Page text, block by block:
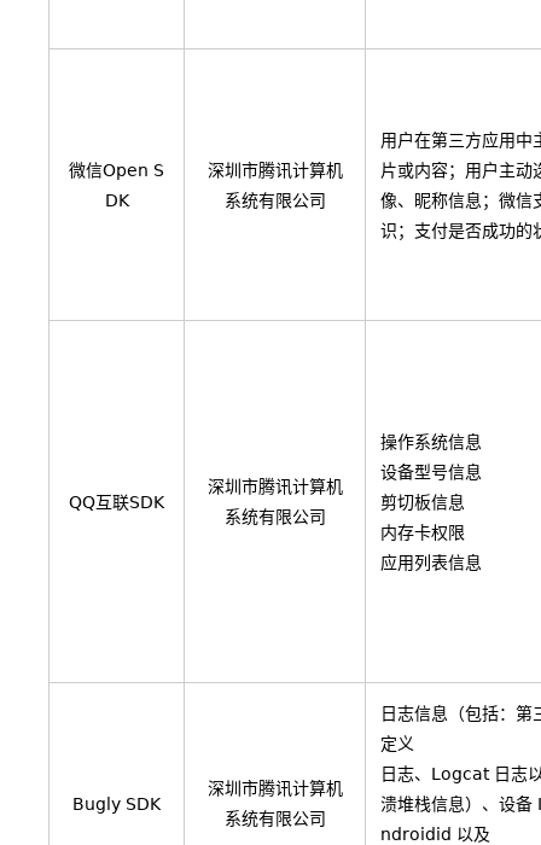
微信Open S
DK
深圳市腾讯计算机
系统有限公司
用户在第三方应用中
片或内容；用户主动
像、昵称信息；微信
识；支付是否成功的
QQ互联SDK
深圳市腾讯计算机
系统有限公司
操作系统信息
设备型号信息
剪切板信息
内存卡权限
应用列表信息
Bugly SDK
深圳市腾讯计算机
系统有限公司
日志信息（包括：第
定义
日志、Logcat 日志
溃堆栈信息）、设备
ndroidid 以及